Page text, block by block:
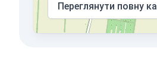
Переглянути повну